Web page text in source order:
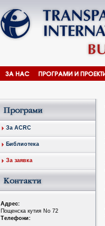
За ACRC
Библиотека
За заявка
Aдрес:
Пощенска кутия No 72
Tелефони: